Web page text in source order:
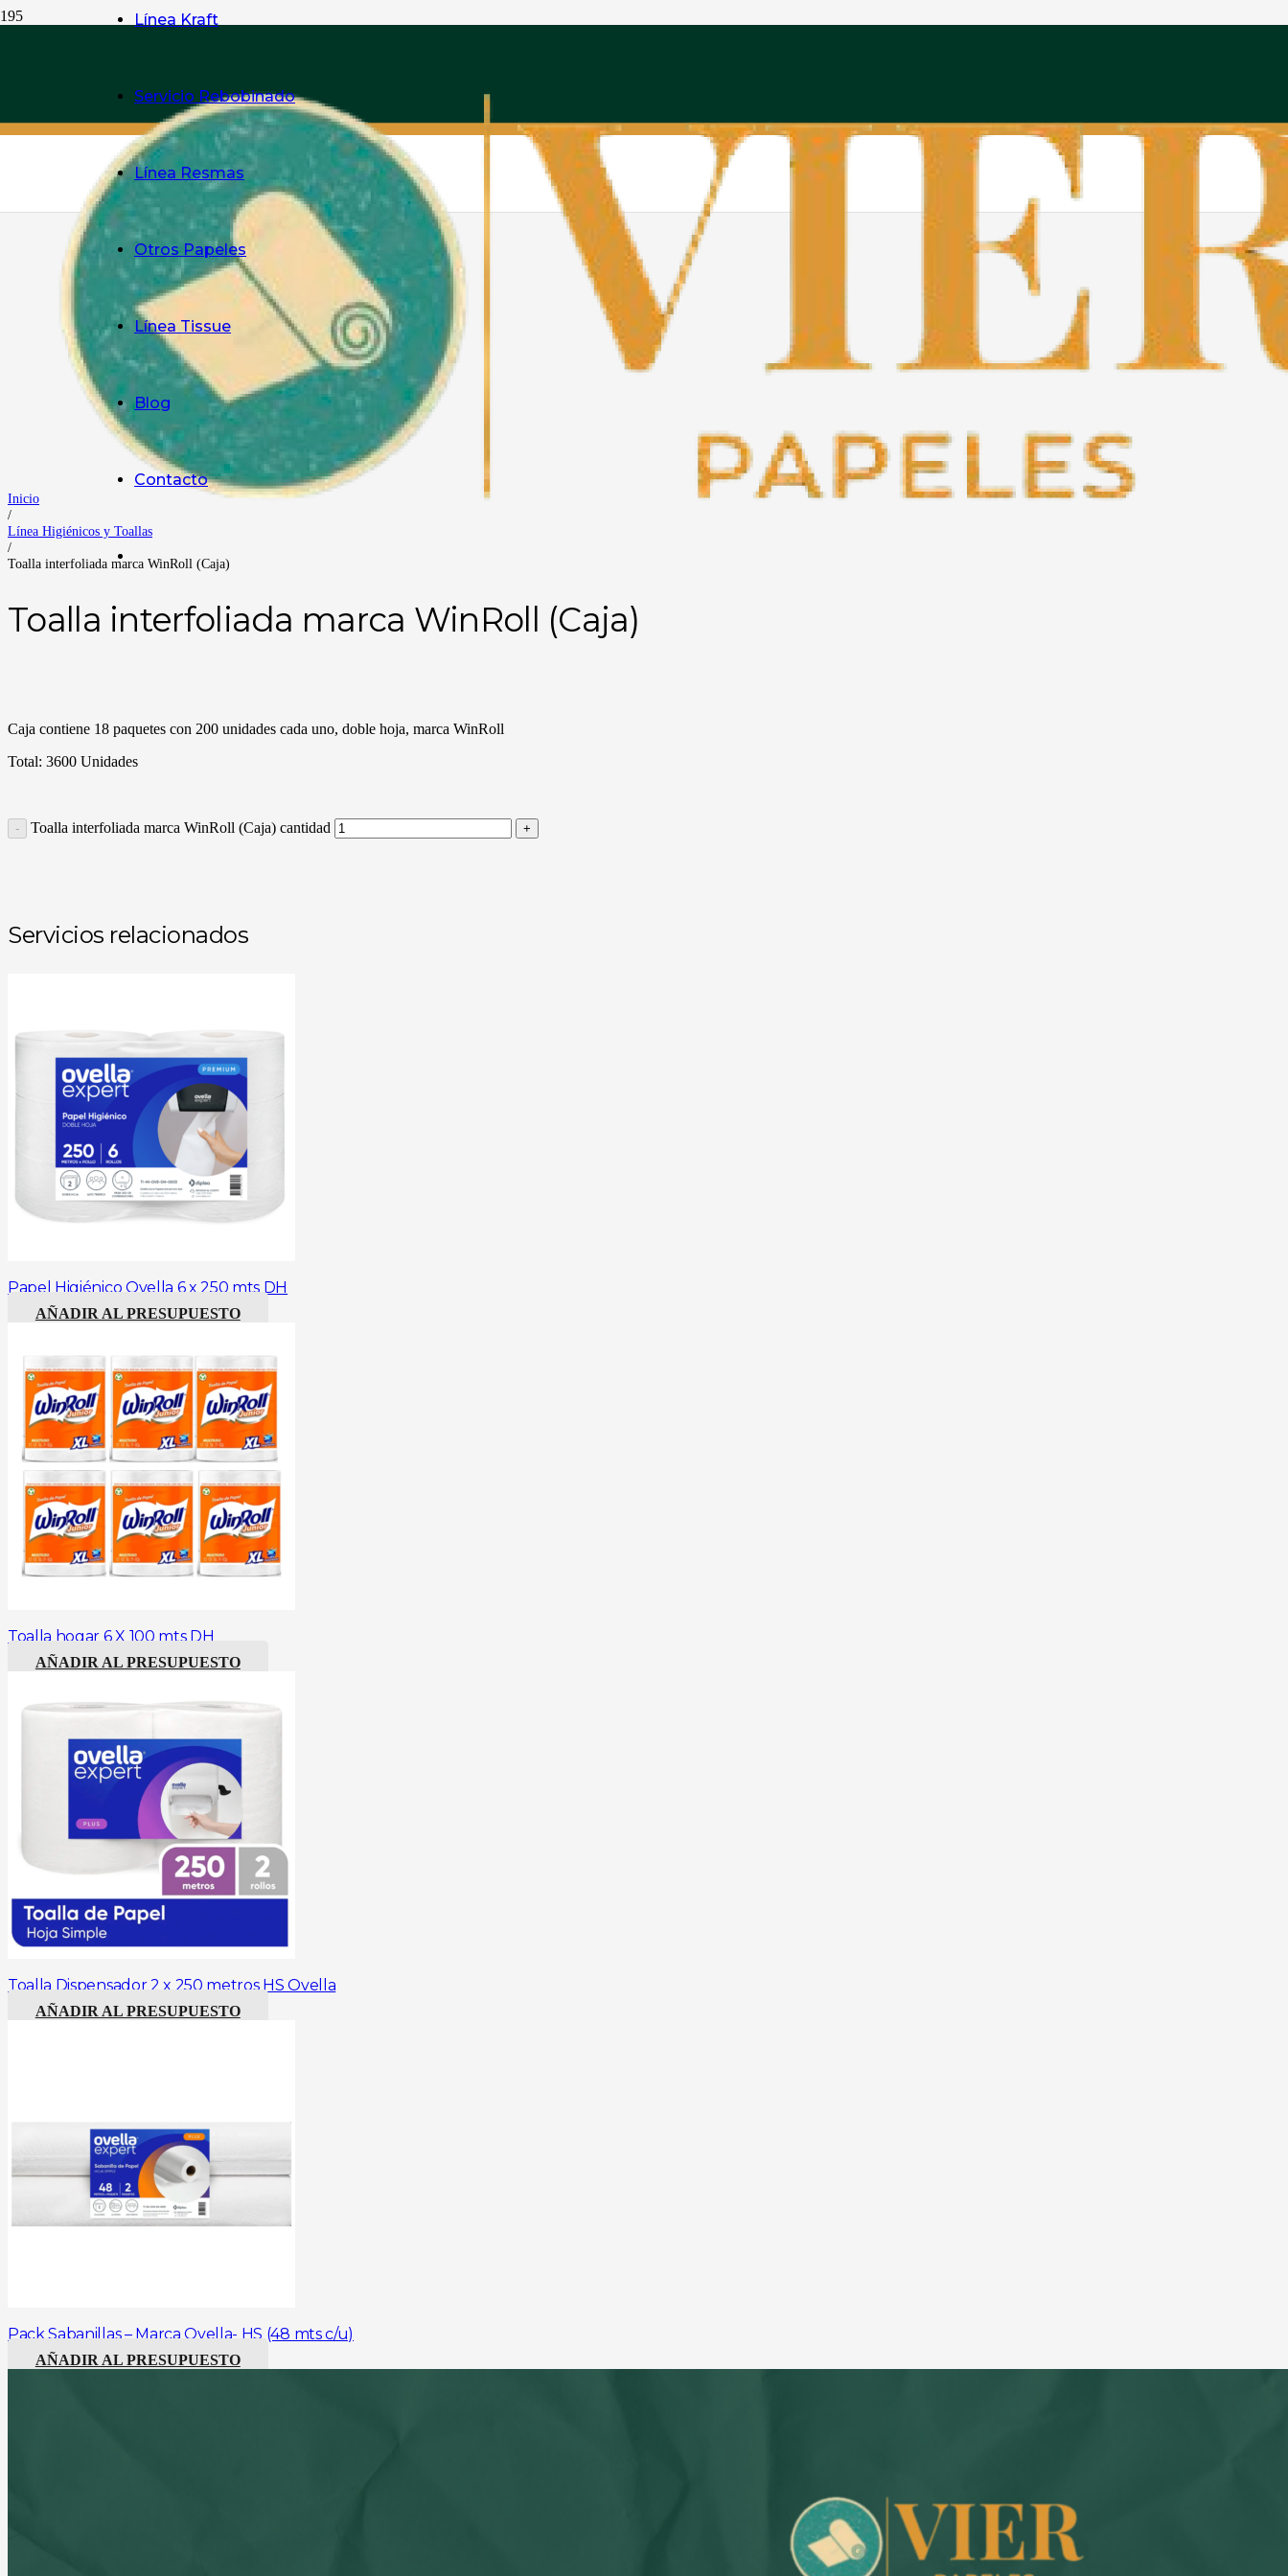
Línea Kraft
Servicio Rebobinado
Línea Resmas
Otros Papeles
Línea Tissue
Blog
Contacto
Inicio
/
Línea Higiénicos y Toallas
/
Toalla interfoliada marca WinRoll (Caja)
Toalla interfoliada marca WinRoll (Caja)
Caja contiene 18 paquetes con 200 unidades cada uno, doble hoja, marca WinRoll
Total: 3600 Unidades
Toalla interfoliada marca WinRoll (Caja) cantidad
Servicios relacionados
Papel Higiénico Ovella 6 x 250 mts DH
AÑADIR AL PRESUPUESTO
Toalla hogar 6 X 100 mts DH
AÑADIR AL PRESUPUESTO
Toalla Dispensador 2 x 250 metros HS Ovella
AÑADIR AL PRESUPUESTO
Pack Sabanillas – Marca Ovella- HS (48 mts c/u)
AÑADIR AL PRESUPUESTO